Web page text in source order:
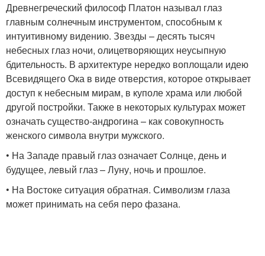
Древнегреческий философ Платон называл глаз
главным солнечным инструментом, способным к
интуитивному видению. Звезды – десять тысяч
небесных глаз ночи, олицетворяющих неусыпную
бдительность. В архитектуре нередко воплощали идею
Всевидящего Ока в виде отверстия, которое открывает
доступ к небесным мирам, в куполе храма или любой
другой постройки. Также в некоторых культурах может
означать существо-андрогина – как совокупность
женского символа внутри мужского.
• На Западе правый глаз означает Солнце, день и
будущее, левый глаз – Луну, ночь и прошлое.
• На Востоке ситуация обратная. Символизм глаза
может принимать на себя перо фазана.